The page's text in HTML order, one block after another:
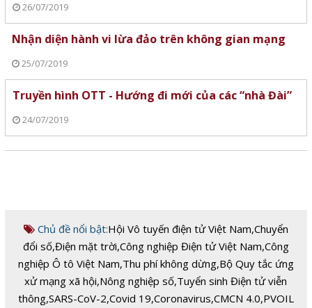
26/07/2019
Nhận diện hành vi lừa đảo trên không gian mạng
25/07/2019
Truyền hình OTT - Hướng đi mới của các “nhà Đài”
24/07/2019
Chủ đề nổi bật:Hội Vô tuyến điện tử Việt Nam,Chuyển
đổi số,Điện mặt trời,Công nghiệp Điện tử Việt Nam,Công
nghiệp Ô tô Việt Nam,Thu phí không dừng,Bộ Quy tắc ứng
xử mạng xã hội,Nông nghiệp số,Tuyển sinh Điện tử viễn
thông,SARS-CoV-2,Covid 19,Coronavirus,CMCN 4.0,PVOIL